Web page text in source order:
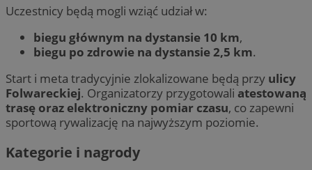
Uczestnicy będą mogli wziąć udział w:
biegu głównym na dystansie 10 km,
biegu po zdrowie na dystansie 2,5 km.
Start i meta tradycyjnie zlokalizowane będą przy ulicy
Folwareckiej. Organizatorzy przygotowali atestowaną
trasę oraz elektroniczny pomiar czasu, co zapewni
sportową rywalizację na najwyższym poziomie.
Kategorie i nagrody